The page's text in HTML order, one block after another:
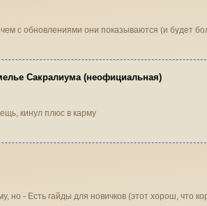
с обновлениями они показываются (и будет
Сакралиума (неофициальная)
кинул плюс в карму
но - Есть гайды для новичков (этот хорош, что